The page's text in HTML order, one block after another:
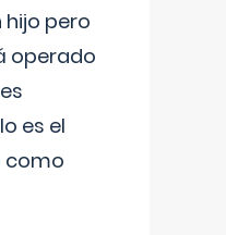
hijo pero
operado
es el
como